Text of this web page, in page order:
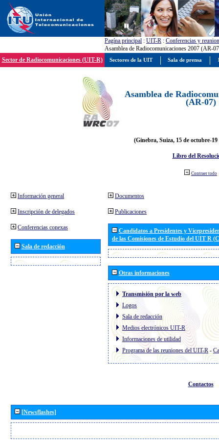
Pagína principal : UIT-R : Conferencias y
Asamblea de Radiocomunicaciones 2007 (AR-
Sector de Radiocomunicaciones (UIT-R)
Asamblea de
(AR-07)
(Ginebra, Suiza, 15 de octubre-19
Libro del
Contraer todo
Información general
Inscripción de delegados
Conferencias conexas
Sala de redacción
Documentos
Publicaciones
Candidatos a Presidentes y
de las Comisiones de Estudio del UIT R
Otras informaciones
Transmisión por la web
Logos
Sala de redacción
Medios electrónicos UIT-R
Informaciones de utilidad
Programa de las reuniones del UIT-R-
Contactos
[Newsflashes]
Sectores de la UIT Sala de prensa